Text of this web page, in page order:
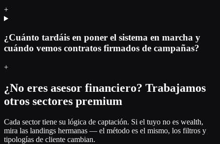
+
¿Cuánto tardáis en poner el sistema en marcha y
cuándo vemos contratos firmados de campañas?
+
¿No eres asesor financiero? Trabajamos
otros sectores premium
Cada sector tiene su lógica de captación. Si el tuyo no es wealth,
mira las landings hermanas — el método es el mismo, los filtros y
tipologías de cliente cambian.